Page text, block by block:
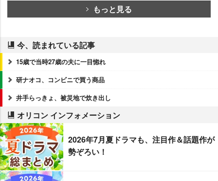
もっと見る
今、読まれている記事
15歳で当時27歳の夫に一目惚れ
研ナオコ、コンビニで買う商品
井手らっきょ、被災地で炊き出し
オリコン インフォメーション
2026年7月夏ドラマも、注目作＆話題作が
勢ぞろい！